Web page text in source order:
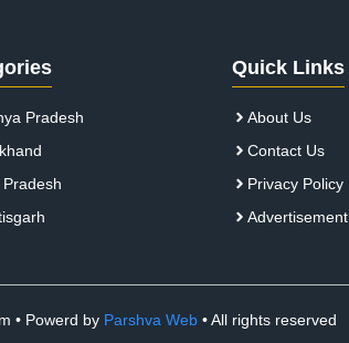
Pradesh
Pradesh
Quick Links
About Us
Contact Us
Privacy Policy
Advertisement
• Powerd by Parshva Web • All rights reserved